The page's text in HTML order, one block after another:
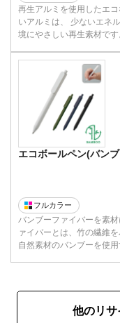
再生アルミを使用したエ
いアルミは、 少ないエネ
境にやさしい再生素材で
エコボールペン(バン
フルカラー
バンブーファイバーを素
ァイバーとは、竹の繊維
自然素材のバンブーを使
他のリサ